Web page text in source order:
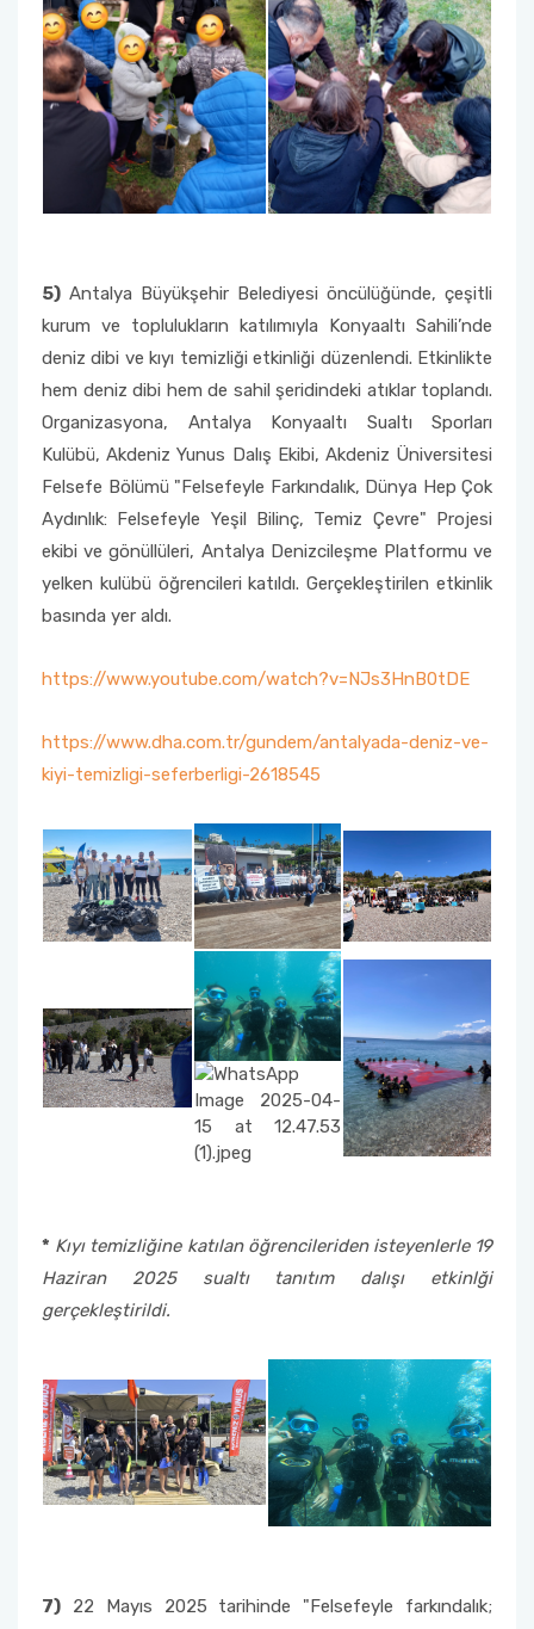
5) Antalya Büyükşehir Belediyesi öncülüğünde, çeşitli
kurum ve toplulukların katılımıyla Konyaaltı Sahili’nde
deniz dibi ve kıyı temizliği etkinliği düzenlendi. Etkinlikte
hem deniz dibi hem de sahil şeridindeki atıklar toplandı.
Organizasyona, Antalya Konyaaltı Sualtı Sporları
Kulübü, Akdeniz Yunus Dalış Ekibi, Akdeniz Üniversitesi
Felsefe Bölümü "Felsefeyle Farkındalık, Dünya Hep Çok
Aydınlık: Felsefeyle Yeşil Bilinç, Temiz Çevre" Projesi
ekibi ve gönüllüleri, Antalya Denizcileşme Platformu ve
yelken kulübü öğrencileri katıldı. Gerçekleştirilen etkinlik
basında yer aldı.
https://www.youtube.com/watch?v=NJs3HnB0tDE
https://www.dha.com.tr/gundem/antalyada-deniz-ve-
kiyi-temizligi-seferberligi-2618545
* Kıyı temizliğine katılan öğrencileriden isteyenlerle 19
Haziran 2025 sualtı tanıtım dalışı etkinlği
gerçekleştirildi.
7) 22 Mayıs 2025 tarihinde "Felsefeyle farkındalık;